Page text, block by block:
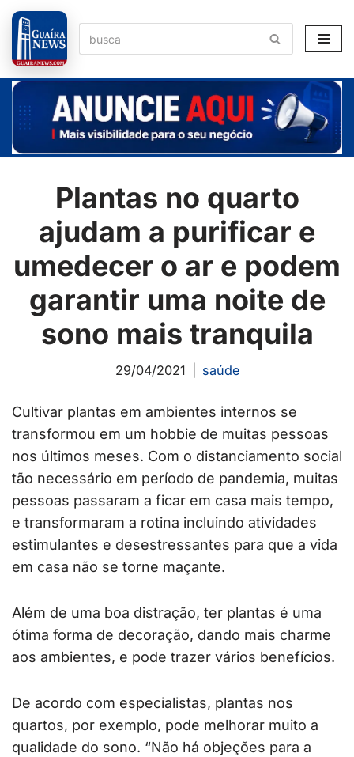
Pular
para
o
conteúdo
Plantas no quarto
ajudam a purificar e
umedecer o ar e podem
garantir uma noite de
sono mais tranquila
29/04/2021 saúde
Cultivar plantas em ambientes internos se
transformou em um hobbie de muitas pessoas
nos últimos meses. Com o distanciamento social
tão necessário em período de pandemia, muitas
pessoas passaram a ficar em casa mais tempo,
e transformaram a rotina incluindo atividades
estimulantes e desestressantes para que a vida
em casa não se torne maçante.
Além de uma boa distração, ter plantas é uma
ótima forma de decoração, dando mais charme
aos ambientes, e pode trazer vários benefícios.
De acordo com especialistas, plantas nos
quartos, por exemplo, pode melhorar muito a
qualidade do sono. “Não há objeções para a